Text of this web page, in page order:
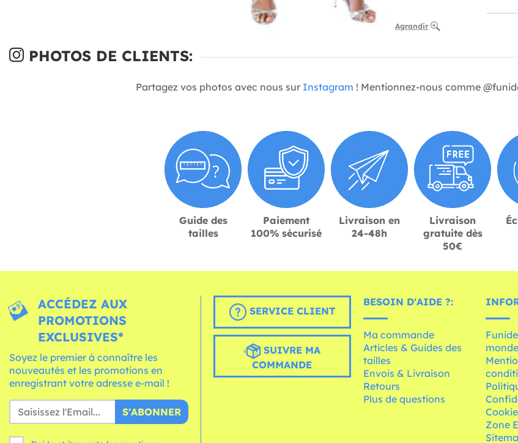
Agrandir
PHOTOS DE CLIENTS:
Partagez vos photos avec nous sur Instagram ! Mentionnez-nous comme
Guide des
tailles
Paiement
100% sécurisé
Livraison en
24-48h
Livraison
gratuite dès
50€
ACCÉDEZ AUX
PROMOTIONS
EXCLUSIVES*
Soyez le premier à connaître les
nouveautés et les promotions en
enregistrant votre adresse e-mail !
S'ABONNER
SERVICE CLIENT
SUIVRE MA
COMMANDE
BESOIN D'AIDE ?:
Ma commande
Articles & Guides des
tailles
Envois & Livraison
Retours
Plus de questions
monde
Zone